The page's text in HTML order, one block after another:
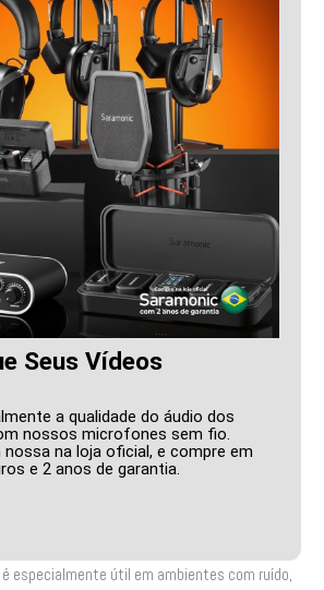
Seus Vídeos
a qualidade do áudio dos
nossos microfones sem fio.
nossa na loja oficial, e compre em
e 2 anos de garantia.
especialmente útil em ambientes com ruído,